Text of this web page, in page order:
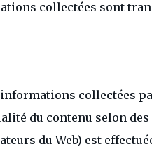
collectées sont
collectées
du contenu selon
du Web) est